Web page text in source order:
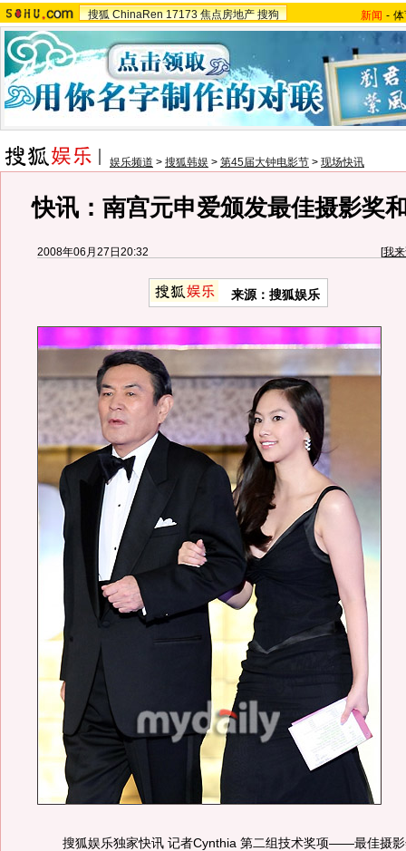
搜狐 ChinaRen 17173 焦点房地产 搜狗 新闻 -
娱乐频道 > 搜狐韩娱 > 第45届大钟电影节 > 现场快讯
快讯：南宫元申爱颁发最佳摄影奖
2008年06月27日20:32 [我
来源：搜狐娱乐
搜狐娱乐独家快讯 记者Cynthia 第二组技术奖项——最佳摄影